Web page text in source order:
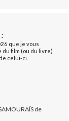
que je vous
film (ou du livre)
celui-ci.
de